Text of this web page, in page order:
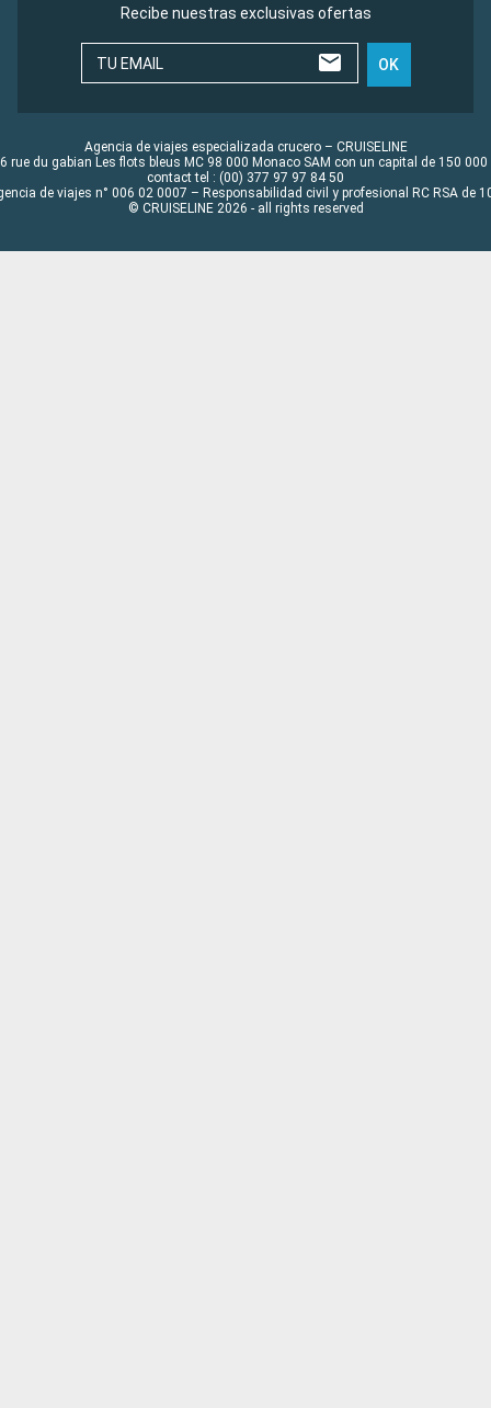
Recibe nuestras exclusivas ofertas
TU EMAIL OK
Agencia de viajes especializada crucero – CRUISELINE
rue du gabian Les flots bleus MC 98 000 Monaco SAM con un capital de 150 000
contact tel : (00) 377 97 97 84 50
de viajes n° 006 02 0007 – Responsabilidad civil y profesional RC RSA de
© CRUISELINE 2026 - all rights reserved